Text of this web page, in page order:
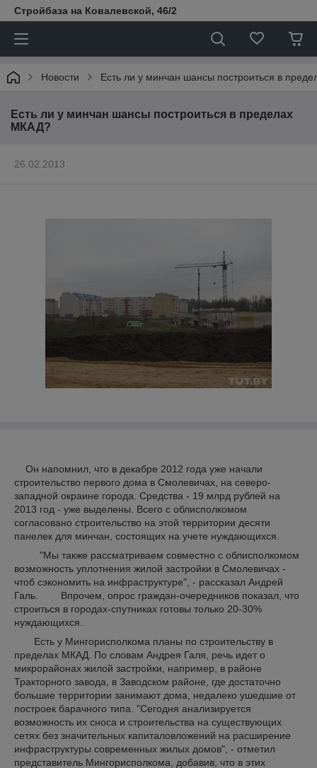
Стройбаза на Ковалевской, 46/2
Новости Есть ли у минчан шансы построиться в
Есть ли у минчан шансы построиться в пределах
МКАД?
26.02.2013
Он напомнил, что в декабре 2012 года уже начали
строительство первого дома в Смолевичах, на северо-
западной окраине города. Средства - 19 млрд рублей на
2013 год - уже выделены. Всего с облисполкомом
согласовано строительство на этой территории десяти
панелек для минчан, состоящих на учете нуждающихся.
"Мы также рассматриваем совместно с облисполкомом
возможность уплотнения жилой застройки в Смолевичах -
чтоб сэкономить на инфраструктуре", - рассказал Андрей
Галь. Впрочем, опрос граждан-очередников показал, что
строиться в городах-спутниках готовы только 20-30%
нуждающихся.
Есть у Мингорисполкома планы по строительству в
пределах МКАД. По словам Андрея Галя, речь идет о
микрорайонах жилой застройки, например, в районе
Тракторного завода, в Заводском районе, где достаточно
большие территории занимают дома, недалеко ушедшие от
построек барачного типа. "Сегодня анализируется
возможность их сноса и строительства на существующих
сетях без значительных капиталовложений на расширение
инфраструктуры современных жилых домов", - отметил
представитель Мингорисполкома, добавив, что в этих